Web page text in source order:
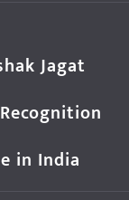
Jagat
in India